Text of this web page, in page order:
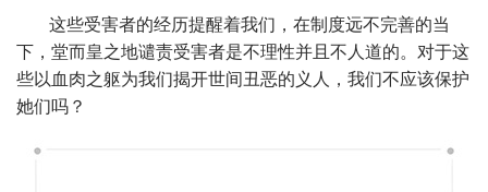
这些受害者的经历提醒着我们，在制度远不完善的当
下，堂而皇之地谴责受害者是不理性并且不人道的。对于这
些以血肉之躯为我们揭开世间丑恶的义人，我们不应该保护
她们吗？